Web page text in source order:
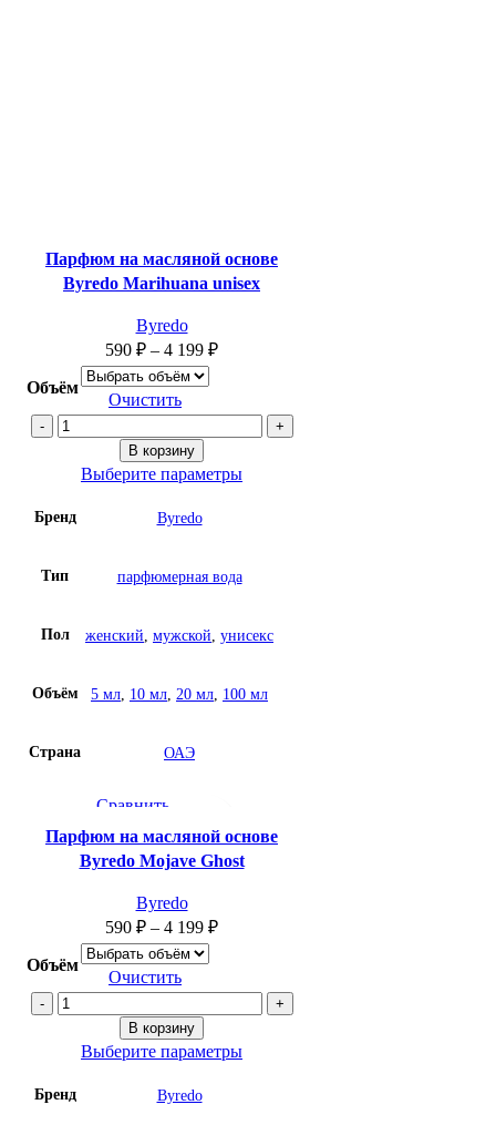
Парфюм на масляной основе
Byredo Marihuana unisex
Byredo
590 ₽ – 4 199 ₽
Объём
Очистить
Количество
Парфюм
масляной
Byredo
В корзину
Выберите параметры
Бренд Byredo
Тип парфюмерная вода
Пол женский мужской унисекс
Объём 5 мл 10 мл 20 мл 100 мл
Страна ОАЭ
Сравнить
Быстрый просмотр
Добавить в список желаний
Парфюм на масляной основе
Byredo Mojave Ghost
Byredo
590 ₽ – 4 199 ₽
Объём
Очистить
Количество
Парфюм
масляной
В корзину
Выберите параметры
Бренд Byredo